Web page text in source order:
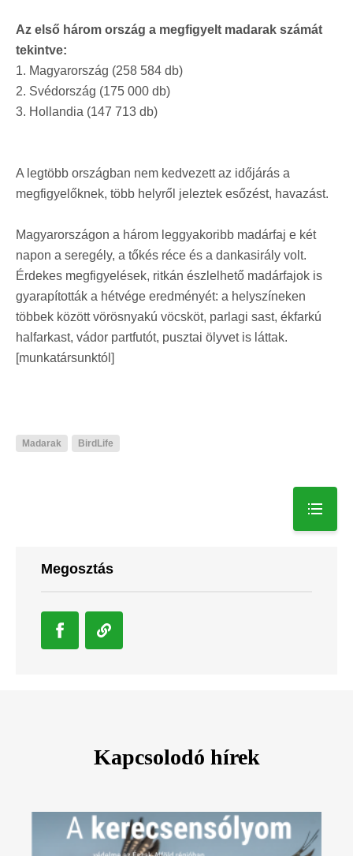
Az első három ország a megfigyelt madarak számát
tekintve:
1. Magyarország (258 584 db)
2. Svédország (175 000 db)
3. Hollandia (147 713 db)
A legtöbb országban nem kedvezett az időjárás a
megfigyelőknek, több helyről jeleztek esőzést, havazást.
Magyarországon a három leggyakoribb madárfaj e két
napon a seregély, a tőkés réce és a dankasirály volt.
Érdekes megfigyelések, ritkán észlelhető madárfajok is
gyarapították a hétvége eredményét: a helyszíneken
többek között vörösnyakú vöcsköt, parlagi sast, ékfarkú
halfarkast, vádor partfutót, pusztai ölyvet is láttak.
[munkatársunktól]
Madarak BirdLife
Megosztás
Kapcsolodó hírek